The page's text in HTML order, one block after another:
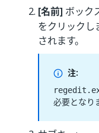
[名前] ボック
をクリックし
されます。
注:
必要となり